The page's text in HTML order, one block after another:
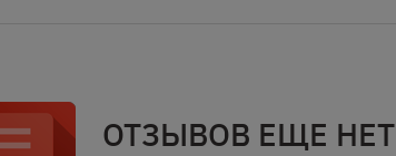
ОТЗЫВОВ ЕЩЕ НЕТ